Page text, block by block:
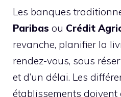
Les banques
Paribas ou Crédit
revanche, planifier la
rendez-vous, sous
et d’un délai. Les
établissements doivent